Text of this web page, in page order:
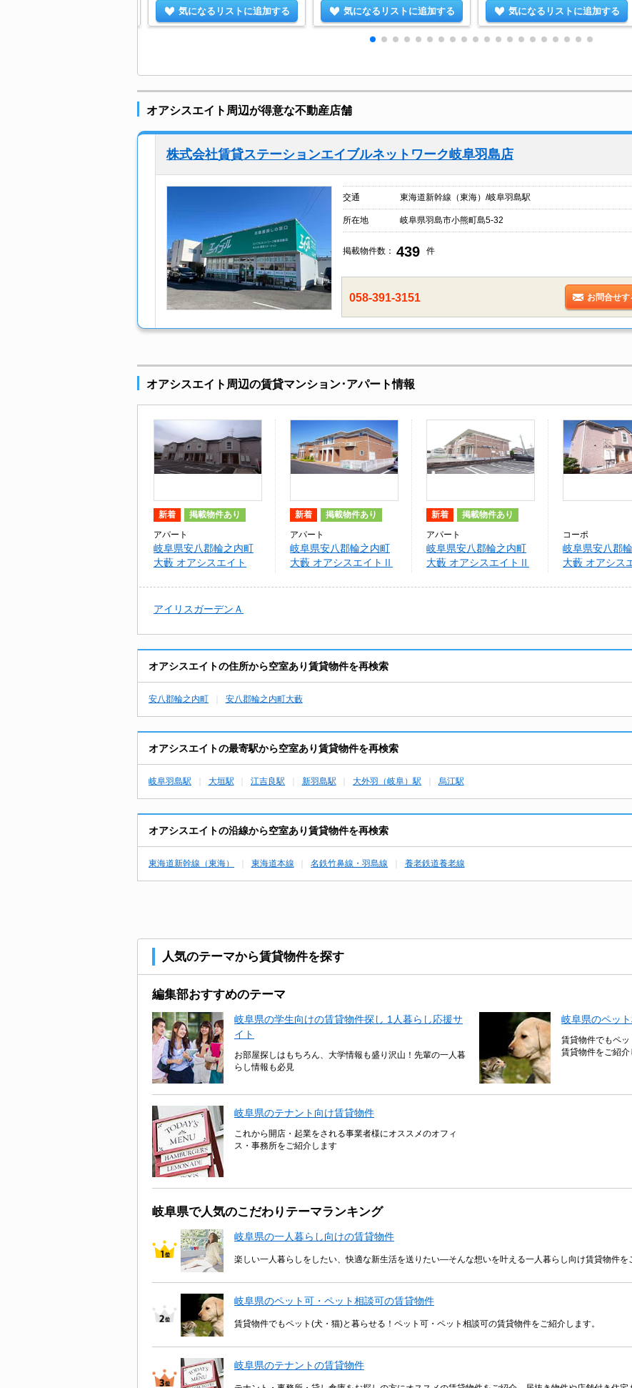
気になるリストに追加する 気になるリストに追加する 気になるリストに追加する
オアシスエイト周辺が得意な不動産店舗
株式会社賃貸ステーションエイブルネットワーク岐阜羽島店
交通 東海道新幹線（東海）/岐阜羽島駅
所在地 岐阜県羽島市小熊町島5-32
掲載物件数： 439 件
058-391-3151 お問合せす
オアシスエイト周辺の賃貸マンション･アパート情報
新着 掲載物件あり
アパート
岐阜県安八郡輪之内町
大藪 オアシスエイト
新着 掲載物件あり
アパート
岐阜県安八郡輪之内町
大藪 オアシスエイトⅡ
新着 掲載物件あり
アパート
岐阜県安八郡輪之内町
大藪 オアシスエイトⅡ
コーポ
岐阜県安八郡
大藪 オアシス
アイリスガーデンＡ
オアシスエイトの住所から空室あり賃貸物件を再検索
安八郡輪之内町 安八郡輪之内町大藪
オアシスエイトの最寄駅から空室あり賃貸物件を再検索
岐阜羽島駅 大垣駅 江吉良駅 新羽島駅 大外羽（岐阜）駅 烏江駅
オアシスエイトの沿線から空室あり賃貸物件を再検索
東海道新幹線（東海） 東海道本線 名鉄竹鼻線・羽島線 養老鉄道養老線
人気のテーマから賃貸物件を探す
編集部おすすめのテーマ
岐阜県の学生向けの賃貸物件探し 1人暮らし応援サ
イト
お部屋探しはもちろん、大学情報も盛り沢山！先輩の一人暮
らし情報も必見
岐阜県のペッ
賃貸物件でもペ
賃貸物件をご紹介
岐阜県のテナント向け賃貸物件
これから開店・起業をされる事業者様にオススメのオフィ
ス・事務所をご紹介します
岐阜県で人気のこだわりテーマランキング
岐阜県の一人暮らし向けの賃貸物件
楽しい一人暮らしをしたい、快適な新生活を送りたい―そんな想いを叶える一人暮らし向け賃貸物件を
岐阜県のペット可・ペット相談可の賃貸物件
賃貸物件でもペット(犬・猫)と暮らせる！ペット可・ペット相談可の賃貸物件をご紹介します。
岐阜県のテナントの賃貸物件